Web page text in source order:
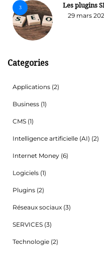
3 Les plugins
29 mars
Categories
Applications (2)
Business (1)
CMS (1)
Intelligence artificielle (AI) (2)
Internet Money (6)
Logiciels (1)
Plugins (2)
Réseaux sociaux (3)
SERVICES (3)
Technologie (2)